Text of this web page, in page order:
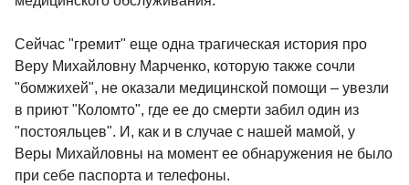
Сейчас "гремит" еще одна трагическая история про
Веру Михайловну Марченко, которую также сочли
"бомжихей", не оказали медицинской помощи – увезли
в приют "Коломто", где ее до смерти забил один из
"постояльцев". И, как и в случае с нашей мамой, у
Веры Михайловны на момент ее обнаружения не было
при себе паспорта и телефоны.